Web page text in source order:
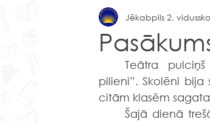
Jēkabpils 2.
	Teātra  pulciņš “Pepija” 1.aprīlī 3.klašu skolēnus aicināja uz pasākumu “Aprīļa
pilieni”. Skolēni
citām klasēm